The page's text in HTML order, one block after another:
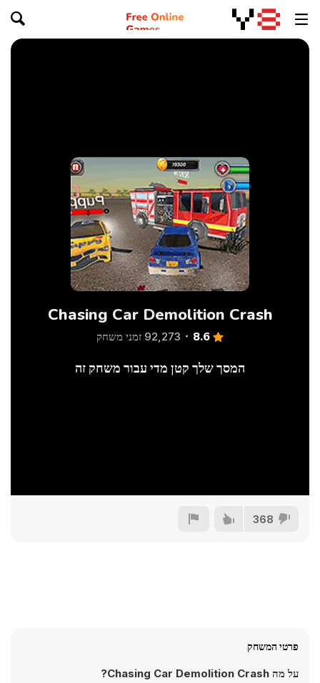
Chasing Car Demolition Crash
8.6 92,273 זמני משחק
המסך שלך קטן מדי עבור משחק זה
368
פרטי המשחק
על מה Chasing Car Demolition Crash?